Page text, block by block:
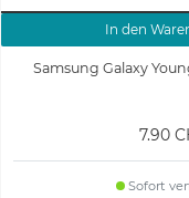
In den
Samsung Galaxy
7.90
Sofort